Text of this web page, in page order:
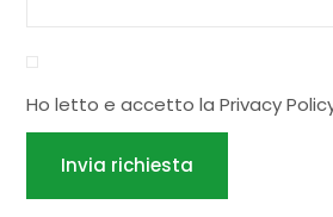
Ho letto e accetto laPrivacy
Invia richiesta